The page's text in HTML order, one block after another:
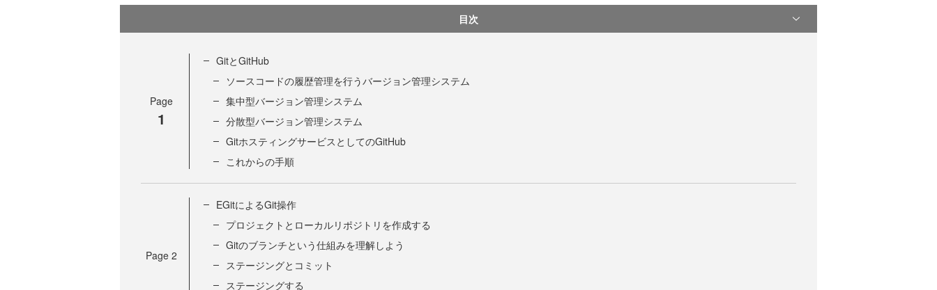
目次
Page
1
GitとGitHub
ソースコードの履歴管理を行うバージョン管理システム
集中型バージョン管理システム
分散型バージョン管理システム
GitホスティングサービスとしてのGitHub
これからの手順
Page 2
EGitによるGit操作
プロジェクトとローカルリポジトリを作成する
Gitのブランチという仕組みを理解しよう
ステージングとコミット
ステージングする